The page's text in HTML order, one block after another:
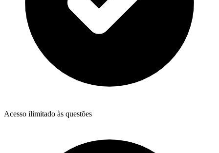
Acesso ilimitado às questões